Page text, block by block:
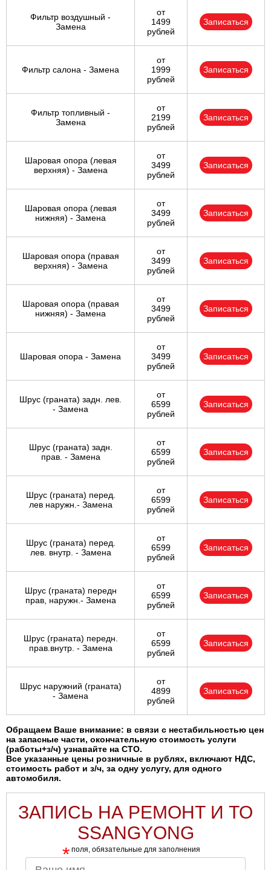
Фильтр воздушный -
Замена
от
1499
рублей
Записаться
Фильтр салона - Замена
от
1999
рублей
Записаться
Фильтр топливный -
Замена
от
2199
рублей
Записаться
Шаровая опора (левая
верхняя) - Замена
от
3499
рублей
Записаться
Шаровая опора (левая
нижняя) - Замена
от
3499
рублей
Записаться
Шаровая опора (правая
верхняя) - Замена
от
3499
рублей
Записаться
Шаровая опора (правая
нижняя) - Замена
от
3499
рублей
Записаться
Шаровая опора - Замена
от
3499
рублей
Записаться
Шрус (граната) задн. лев.
- Замена
от
6599
рублей
Записаться
Шрус (граната) задн.
прав. - Замена
от
6599
рублей
Записаться
Шрус (граната) перед.
лев наружн.- Замена
от
6599
рублей
Записаться
Шрус (граната) перед.
лев. внутр. - Замена
от
6599
рублей
Записаться
Шрус (граната) передн
прав, наружн.- Замена
от
6599
рублей
Записаться
Шрус (граната) передн.
прав.внутр. - Замена
от
6599
рублей
Записаться
Шрус наружний (граната)
- Замена
от
4899
рублей
Записаться
Обращаем Ваше внимание: в связи с нестабильностью цен
на запасные части, окончательную стоимость услуги
(работы+з/ч) узнавайте на СТО.
Все указанные цены розничные в рублях, включают НДС,
стоимость работ и з/ч, за одну услугу, для одного
автомобиля.
ЗАПИСЬ НА РЕМОНТ И ТО
SSANGYONG
* поля, обязательные для заполнения